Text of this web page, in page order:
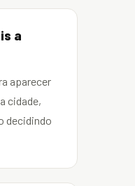
a
aparecer
cidade,
decidindo